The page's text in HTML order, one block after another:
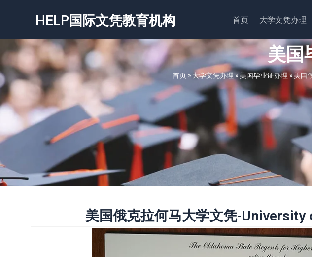
容
HELP国际文凭教育机构 首页 大学文凭办理
美国
首页 » 大学文凭办理 »美国毕业证办理»美国
美国俄克拉何马大学文凭-